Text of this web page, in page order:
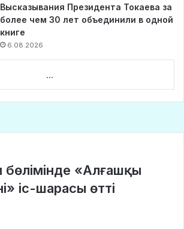
Высказывания Президента Токаева за
более чем 30 лет объединили в одной
книге
6.08.2026
...